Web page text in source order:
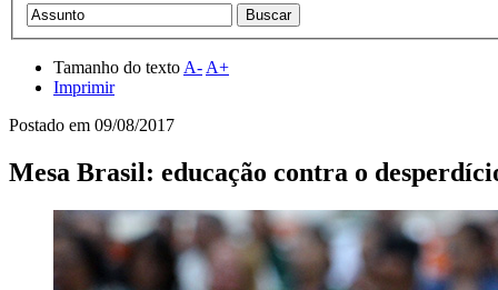
Tamanho do texto A- A+
Imprimir
Postado em 09/08/2017
Mesa Brasil: educação contra o